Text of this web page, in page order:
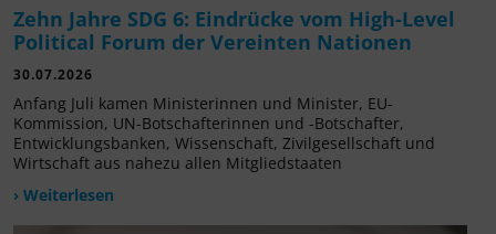
Zehn Jahre SDG 6: Eindrücke vom High-Level
Political Forum der Vereinten Nationen
30.07.2026
Anfang Juli kamen Ministerinnen und Minister, EU-
Kommission, UN-Botschafterinnen und -Botschafter,
Entwicklungsbanken, Wissenschaft, Zivilgesellschaft und
Wirtschaft aus nahezu allen Mitgliedstaaten
› Weiterlesen